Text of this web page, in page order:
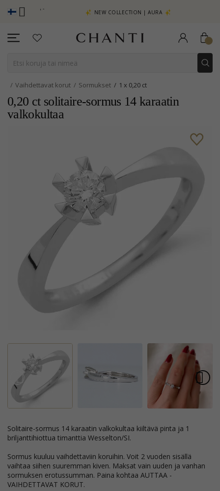
LISÄÄ -
NEW COLLECTION | AURA
Vaihdettavat korut Sormukset 1 x 0,20 ct
0,20 ct solitaire-sormus 14 karaatin
valkokultaa
solitaire-sormus 14 karaatin valkokultaa kiiltävä pinta ja 1
briljanttihiottua timanttia Wesselton/SI.
Sormus kuuluu vaihdettaviin koruihin. Voit 2 vuoden sisällä
vaihtaa siihen suuremman kiven. Maksat vain uuden ja vanhan
sormuksen erotussumman. Paina kohtaa AUTTAA -
VAIHDETTAVAT KORUT.